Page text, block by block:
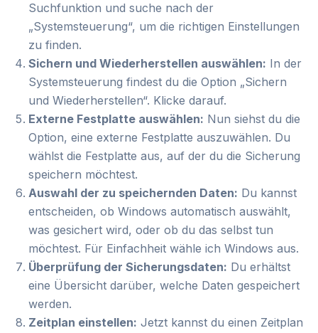
Suchfunktion und suche nach der
„Systemsteuerung“, um die richtigen Einstellungen
zu finden.
Sichern und Wiederherstellen auswählen: In der
Systemsteuerung findest du die Option „Sichern
und Wiederherstellen“. Klicke darauf.
Externe Festplatte auswählen: Nun siehst du die
Option, eine externe Festplatte auszuwählen. Du
wählst die Festplatte aus, auf der du die Sicherung
speichern möchtest.
Auswahl der zu speichernden Daten: Du kannst
entscheiden, ob Windows automatisch auswählt,
was gesichert wird, oder ob du das selbst tun
möchtest. Für Einfachheit wähle ich Windows aus.
Überprüfung der Sicherungsdaten: Du erhältst
eine Übersicht darüber, welche Daten gespeichert
werden.
Zeitplan einstellen: Jetzt kannst du einen Zeitplan